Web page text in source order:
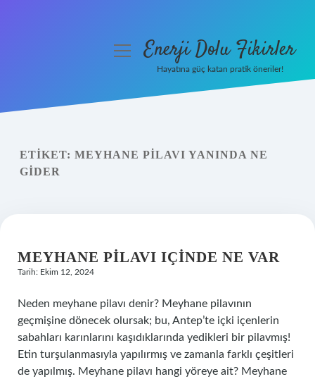
Yasal Uyarı
menüyüEnerji Dolu Fikirler
Hayatına güç katan pratik öneriler!
ETIKET: MEYHANE PILAVI YANINDA NE
GIDER
MEYHANE PILAVI IÇINDE NE VAR
Tarih: Ekim 12, 2024
Neden meyhane pilavı denir? Meyhane pilavının
geçmişine dönecek olursak; bu, Antep’te içki içenlerin
sabahları karınlarını kaşıdıklarında yedikleri bir pilavmış!
Etin turşulanmasıyla yapılırmış ve zamanla farklı çeşitleri
de yapılmış. Meyhane pilavı hangi yöreye ait? Meyhane